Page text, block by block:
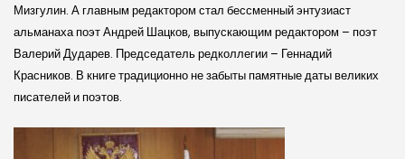
Мизгулин. А главным редактором стал бессменный энтузиаст
альманаха поэт Андрей Шацков, выпускающим редактором – поэт
Валерий Дударев. Председатель редколлегии – Геннадий
Красников. В книге традиционно не забыты памятные даты великих
писателей и поэтов.